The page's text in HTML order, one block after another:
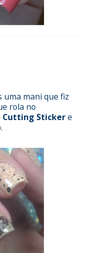
uma mani que fiz
rola no
Cutting Stickere